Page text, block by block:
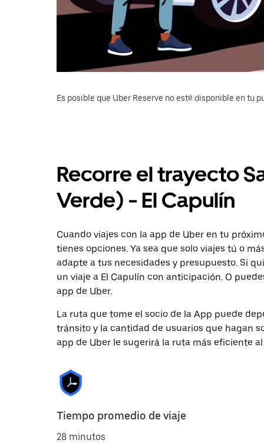
Es posible que Uber Reserve no esté disponible en tu
Recorre el trayecto
Verde) - El Capulín
Cuando viajes con la app de Uber en tu
tienes opciones. Ya sea que solo viajes tú o
adapte a tus necesidades y presupuesto. Si
un viaje a El Capulín con anticipación. O
app de Uber.
La ruta que tome el socio de la App puede
tránsito y la cantidad de usuarios que hagan
app de Uber le sugerirá la ruta más eficiente
Tiempo promedio de viaje
28 minutos